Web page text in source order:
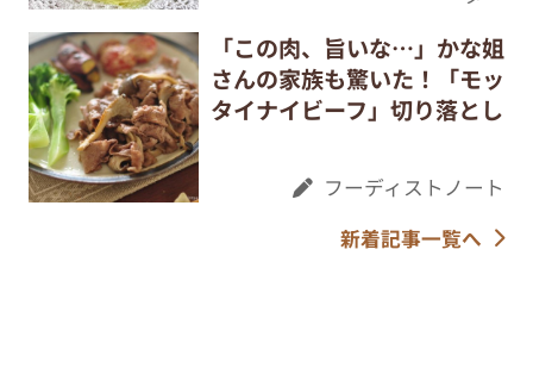
「この肉、旨いな…」かな姐
さんの家族も驚いた！「モッ
タイナイビーフ」切り落とし
フーディストノート
新着記事一覧へ